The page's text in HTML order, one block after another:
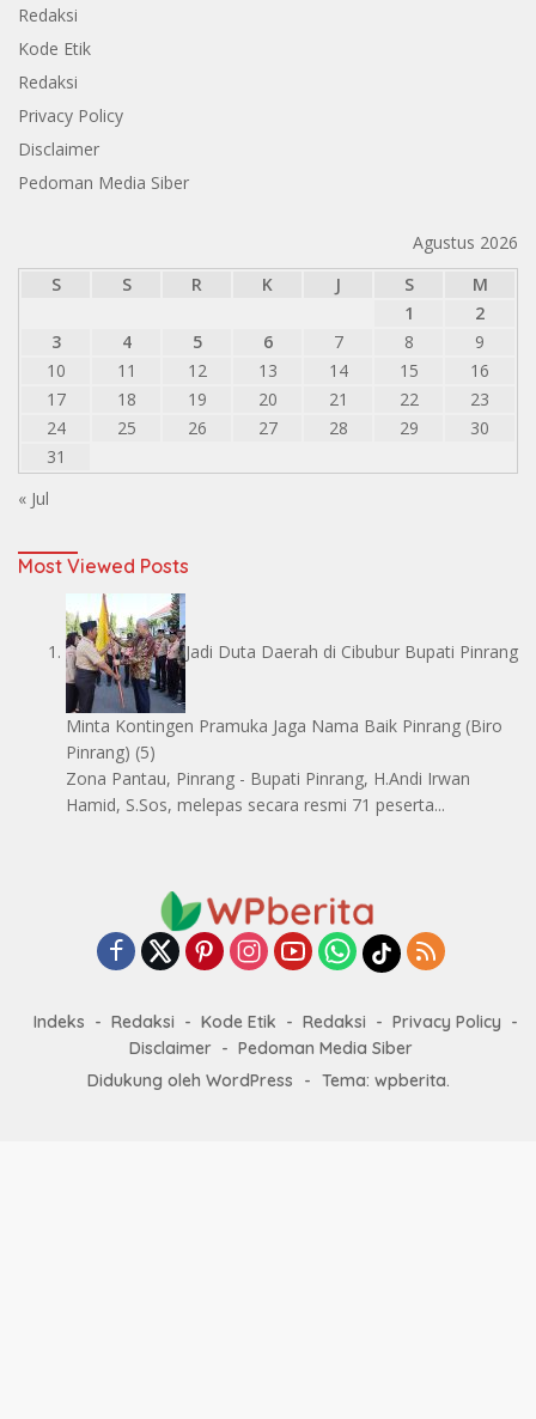
Redaksi
Kode Etik
Redaksi
Privacy Policy
Disclaimer
Pedoman Media Siber
Agustus 2026
S
S R K J S
M
1
2
3
4 5 6 7 8
9
10
11 12 13 14 15
16
17
18 19 20 21 22
23
24
25 26 27 28 29
30
31
« Jul
Most Viewed Posts
Jadi Duta Daerah di Cibubur Bupati Pinrang
Minta Kontingen Pramuka Jaga Nama Baik Pinrang (Biro
Pinrang) (5)
Zona Pantau, Pinrang - Bupati Pinrang, H.Andi Irwan
Hamid, S.Sos, melepas secara resmi 71 peserta...
Indeks Redaksi Kode Etik Redaksi
Privacy Policy
Disclaimer
Pedoman Media Siber
Didukung oleh WordPress
- Tema: wpberita.